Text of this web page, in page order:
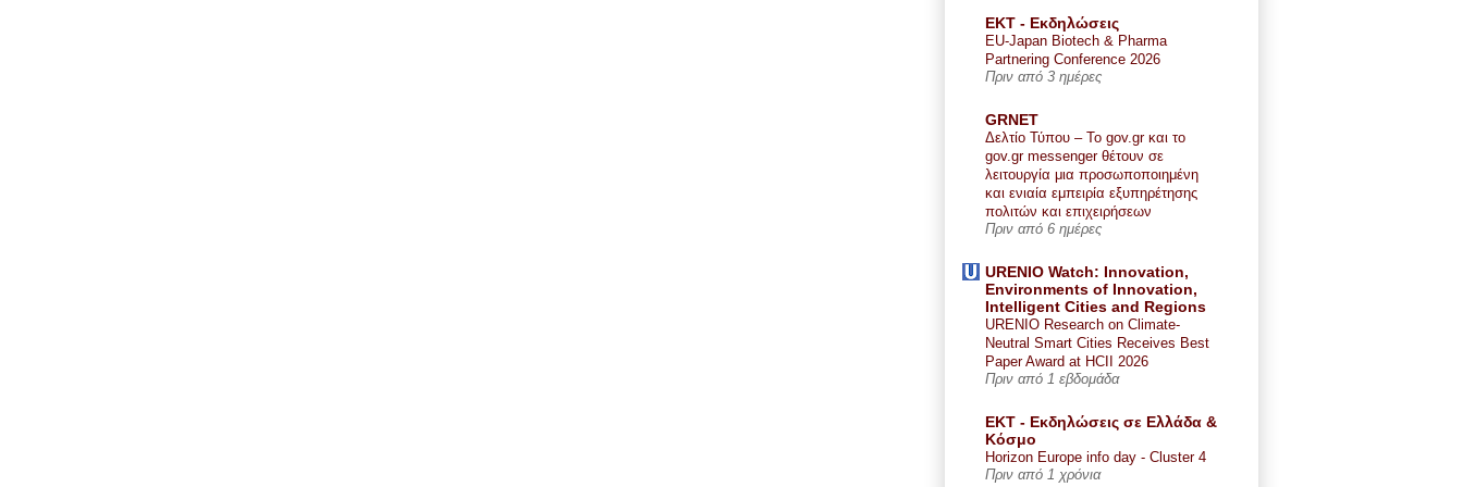
ΕΚΤ - Εκδηλώσεις
EU-Japan Biotech & Pharma
Partnering Conference 2026
Πριν από 3 ημέρες
GRNET
Δελτίο Τύπου – Το gov.gr και το
gov.gr messenger θέτουν σε
λειτουργία μια προσωποποιημένη
και ενιαία εμπειρία εξυπηρέτησης
πολιτών και επιχειρήσεων
Πριν από 6 ημέρες
URENIO Watch: Innovation,
Environments of Innovation,
Intelligent Cities and Regions
URENIO Research on Climate-
Neutral Smart Cities Receives Best
Paper Award at HCII 2026
Πριν από 1 εβδομάδα
ΕΚΤ - Εκδηλώσεις σε Ελλάδα &
Κόσμο
Horizon Europe info day - Cluster 4
Πριν από 1 χρόνια